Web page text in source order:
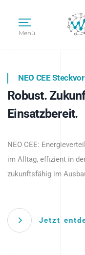
Menü
NEO CEE
Robust.
Einsatzbereit.
NEO CEE:
im Alltag, effizient in
zukunftsfähig im
Jetzt
Intelligenz
Anwendungen –
zukunftsfähig.